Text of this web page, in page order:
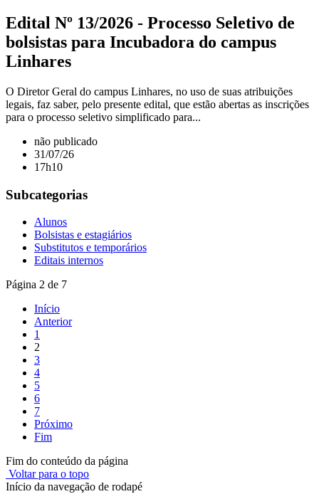
Edital Nº 13/2026 - Processo Seletivo de
bolsistas para Incubadora do campus
Linhares
O Diretor Geral do campus Linhares, no uso de suas atribuições
legais, faz saber, pelo presente edital, que estão abertas as inscrições
para o processo seletivo simplificado para...
não publicado
31/07/26
17h10
Subcategorias
Alunos
Bolsistas e estagiários
Substitutos e temporários
Editais internos
Página 2 de 7
Início
Anterior
1
2
3
4
5
6
7
Próximo
Fim
Fim do conteúdo da página
Voltar para o topo
Início da navegação de rodapé